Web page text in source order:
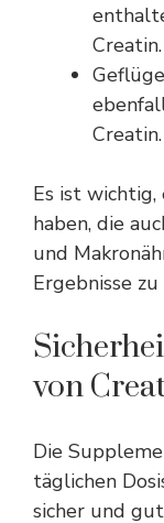
Creatin.
Creatin.
Es ist wichtig,
haben, die
und
Ergebnisse
von
Die
täglichen
sicher und